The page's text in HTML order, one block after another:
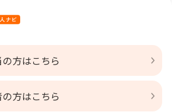
方はこちら
方はこちら